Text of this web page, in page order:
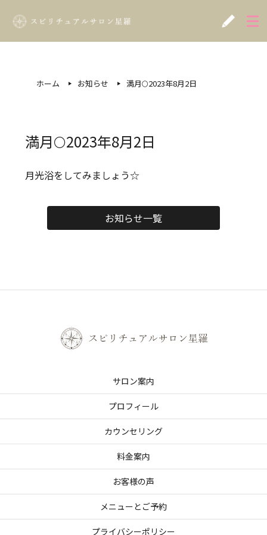
ホーム お知らせ 満月🌕2023年8月2日
満月🌕2023年8月2日
月光浴をしてみましょう☆
お知らせ一覧
サロン案内
プロフィール
カウンセリング
料金案内
お客様の声
メニューとご予約
プライバシーポリシー